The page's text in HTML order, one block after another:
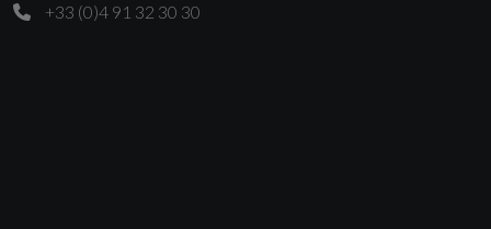
+33 (0)4 91 32 30 30